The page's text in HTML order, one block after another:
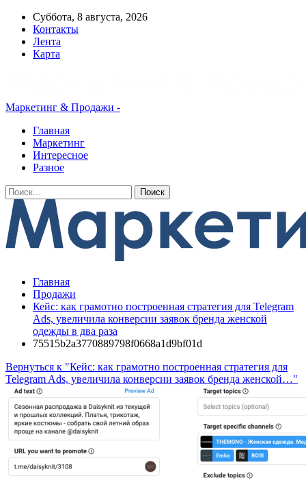
Суббота, 8 августа, 2026
Контакты
Лента
Карта
Маркетинг & Продажи -
Главная
Маркетинг
Интересное
Разное
Главная
Продажи
Кейс: как грамотно построенная стратегия для Telegram
Ads, увеличила конверсии заявок бренда женской
одежды в два раза
75515b2a3770889798f0668a1d9bf01d
Вернуться к "Кейс: как грамотно построенная стратегия для
Telegram Ads, увеличила конверсии заявок бренда женской…"